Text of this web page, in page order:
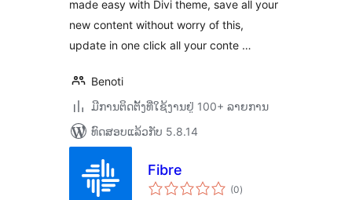
made easy with Divi theme, save all your
new content without worry of this,
update in one click all your conte …
Benoti
ມີການຕິດຕັ້ງທີ່ໃຊ້ງານຢູ່ 100+ ລາຍການ
ທົດສອບແລ້ວກັບ 5.8.14
Fibre
(0ຄະແນນ
ທັງໝົດ
)